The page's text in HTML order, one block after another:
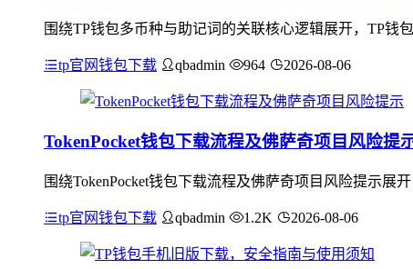
围绕TP钱包多币种与助记词的关联核心逻辑展开，TP钱
tp官网钱包下载 qbadmin 964 2026-08-06
TokenPocket钱包下载流程及佛萨奇项目风险提
围绕TokenPocket钱包下载流程及佛萨奇项目风险提示展
tp官网钱包下载 qbadmin 1.2K 2026-08-06